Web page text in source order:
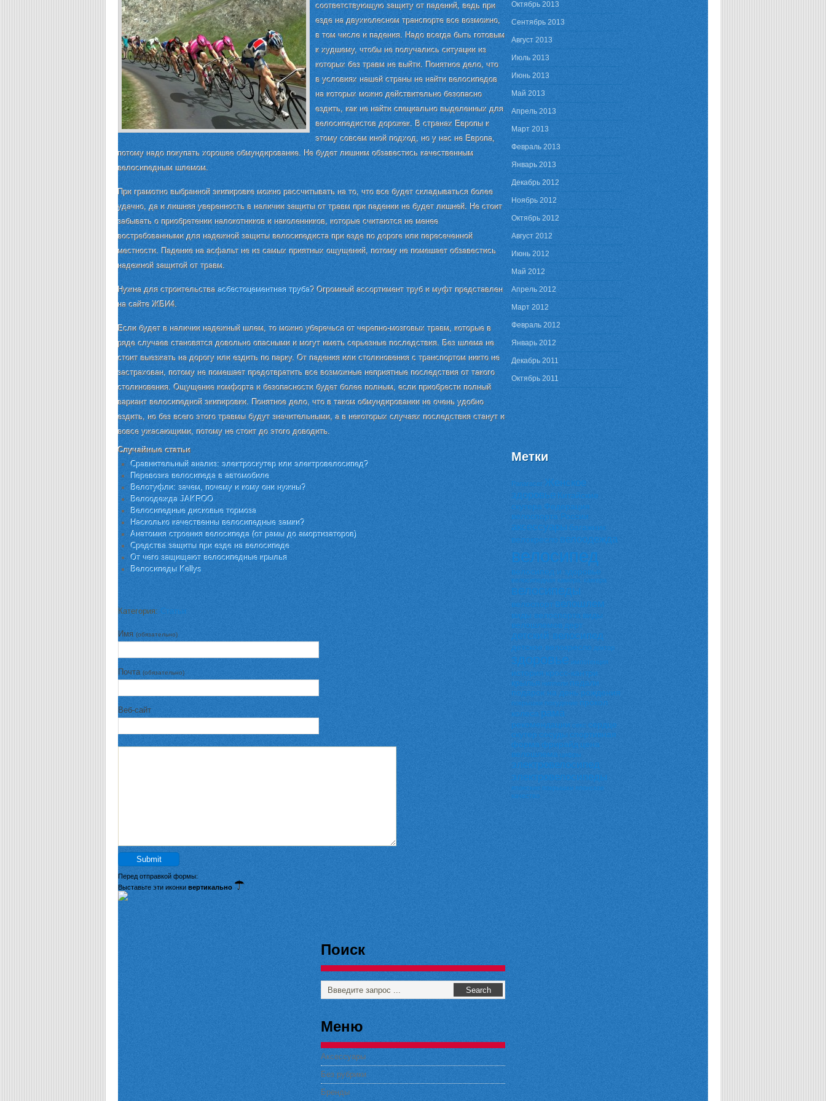
соответствующую защиту от падений, ведь при
езде на двухколесном транспорте все возможно,
в том числе и падения. Надо всегда быть готовым
к худшему, чтобы не получались ситуации из
которых без травм не выйти. Понятное дело, что
в условиях нашей страны не найти велосипедов
на которых можно действительно безопасно
ездить, как не найти специально выделенных для
велосипедистов дорожек. В странах Европы к
этому совсем иной подход, но у нас не Европа,
потому надо покупать хорошее обмундирование. Не будет лишним обзавестись качественным
велосипедным шлемом.
При грамотно выбранной экипировке можно рассчитывать на то, что все будет складываться более
удачно, да и лишняя уверенность в наличии защиты от травм при падении не будет лишней. Не стоит
забывать о приобретении налокотников и наколенников, которые считаются не менее
востребованными для надежной защиты велосипедиста при езде по дороге или пересеченной
местности. Падение на асфальт не из самых приятных ощущений, потому не помешает обзавестись
надежной защитой от травм.
Нужна для строительстваасбестоцементная труба? Огромный ассортимент труб и муфт представлен
на сайте ЖБИ4.
Если будет в наличии надежный шлем, то можно уберечься от черепно-мозговых травм, которые в
ряде случаев становятся довольно опасными и могут иметь серьезные последствия. Без шлема не
стоит выезжать на дорогу или ездить по парку. От падения или столкновения с транспортом никто не
застрахован, потому не помешает предотвратить все возможные неприятные последствия от такого
столкновения. Ощущение комфорта и безопасности будет более полным, если приобрести полный
вариант велосипедной экипировки. Понятное дело, что в таком обмундировании не очень удобно
ездить, но без всего этого травмы будут значительными, а в некоторых случаях последствия станут и
вовсе ужасающими, потому не стоит до этого доводить.
Случайные статьи
Сравнительный анализ: электроскутер или электровелосипед?
Перевозка велосипеда в автомобиле
Велотуфли: зачем, почему и кому они нужны?
Велоодежда JAKROO
Велосипедные дисковые тормоза
Насколько качественны велосипедные замки?
Анатомия строения велосипеда (от рамы до амортизаторов)
Средства защиты при езде на велосипеде
От чего защищают велосипедные крылья
Велосипеды Kellys
Категория: Статьи
Имя (обязательно)
Почта (обязательно)
Веб-сайт
Перед отправкой формы:
Выставьте эти иконки вертикально
Поиск
Меню
Аксессуары
Без рубрики
Бренды
Октябрь 2013
Сентябрь 2013
Август 2013
Июль 2013
Июнь 2013
Май 2013
Апрель 2013
Март 2013
Февраль 2013
Январь 2013
Декабрь 2012
Ноябрь 2012
Октябрь 2012
Август 2012
Июнь 2012
Май 2012
Апрель 2012
Март 2012
Февраль 2012
Январь 2012
Декабрь 2011
Октябрь 2011
Метки
Panaracer Женское
здоровье Китайские
скутера Федерация
велоспорта России
аксессуары багажник
велокресло велоодежда
велосипед
велосипед и здоровье
велосипедная камера. камера
велосипеды
велоспорт велошлем
виды велоспорта виды
велошлемов дерт
детский велосипед
детское велокресло доктор
здоровье импотенция
история кросс-кантри
крылья ниппели педали
подарок на день рождения
покрышки похудение прокол
колеса рама
рекомендации секс сердце
скутер сосуды спортивная
форма фрирайд цена
велошлема цифры
электровелосипед
электровелосипеды
японские покрышки японское
качество